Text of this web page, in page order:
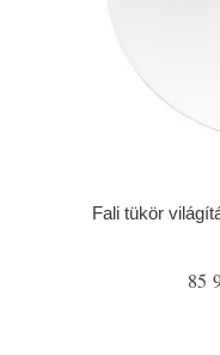
Fali tükör
85